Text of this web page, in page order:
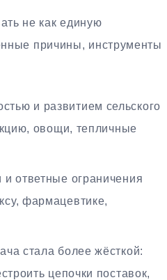
не как единую
причины, инструменты
и развитием сельского
овощи, тепличные
и ответные ограничения
фармацевтике,
стала более жёсткой:
цепочки поставок,